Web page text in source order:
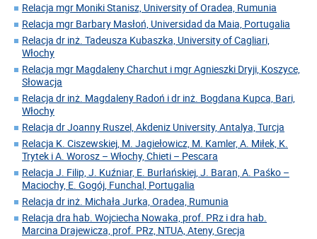
Relacja mgr Moniki Stanisz, University of Oradea, Rumunia
Relacja mgr Barbary Masłoń, Universidad da Maia, Portugalia
Relacja dr inż. Tadeusza Kubaszka, University of Cagliari,
Włochy
Relacja mgr Magdaleny Charchut i mgr Agnieszki Dryji, Koszyce,
Słowacja
Relacja dr inż. Magdaleny Radoń i dr inż. Bogdana Kupca, Bari,
Włochy
Relacja dr Joanny Ruszel, Akdeniz University, Antalya, Turcja
Relacja K. Ciszewskiej, M. Jagiełowicz, M. Kamler, A. Miłek, K.
Trytek i A. Worosz – Włochy, Chieti – Pescara
Relacja J. Filip, J. Kuźniar, E. Burłańskiej, J. Baran, A. Paśko –
Maciochy, E. Gogój, Funchal, Portugalia
Relacja dr inż. Michała Jurka, Oradea, Rumunia
Relacja dra hab. Wojciecha Nowaka, prof. PRz i dra hab.
Marcina Drajewicza, prof. PRz, NTUA, Ateny, Grecja